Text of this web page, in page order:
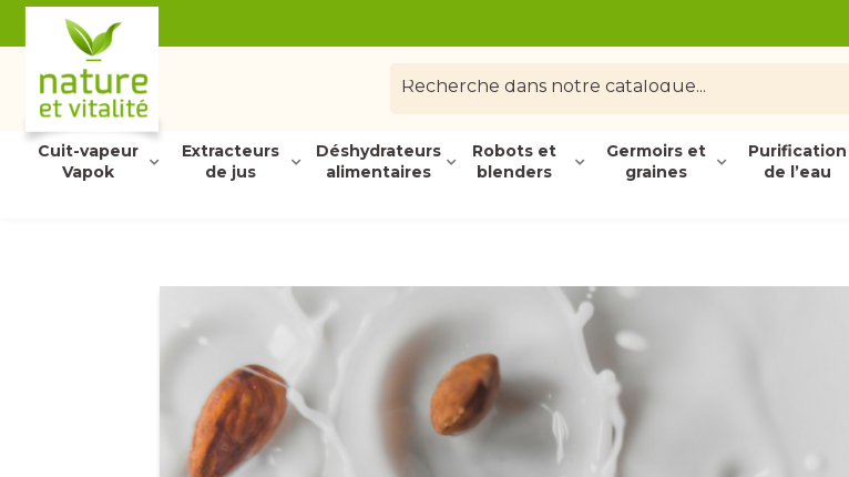
Cuit-vapeur
Vapok
Extracteurs
de jus
Déshydrateurs
alimentaires
Robots et
blenders
Germoirs et
graines
Purification
de l’eau